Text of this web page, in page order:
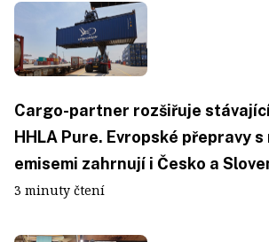
Cargo-partner rozšiřuje
HHLA Pure. Evropské přepravy
emisemi zahrnují i Česko a
3 minuty čtení